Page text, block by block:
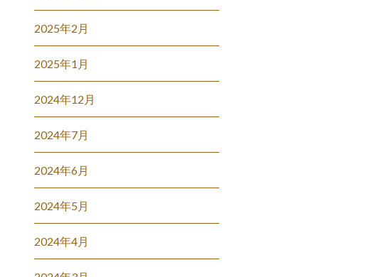
2025年2月
2025年1月
2024年12月
2024年7月
2024年6月
2024年5月
2024年4月